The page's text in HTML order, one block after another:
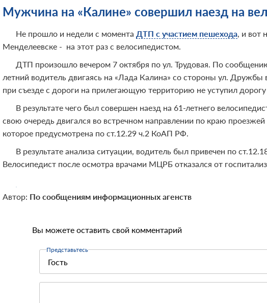
Мужчина на «Калине» совершил наезд на
Не прошло и недели с момента ДТП с участием пешехода, и вот
Менделеевске - на этот раз с велосипедистом.
ДТП произошло вечером 7 октября по ул. Трудовая. По
летний водитель двигаясь на «Лада Калина» со стороны ул.
при съезде с дороги на прилегающую территорию не уступил дорогу
В результате чего был совершен наезд на 61-летнего
свою очередь двигался во встречном направлении по краю
которое предусмотрена по ст.12.29 ч.2 КоАП РФ.
В результате анализа ситуации, водитель был привечен по
Велосипедист после осмотра врачами МЦРБ отказался от
Автор: По сообщениям информационных агенств
Вы можете оставить свой комментарий
Представьтесь